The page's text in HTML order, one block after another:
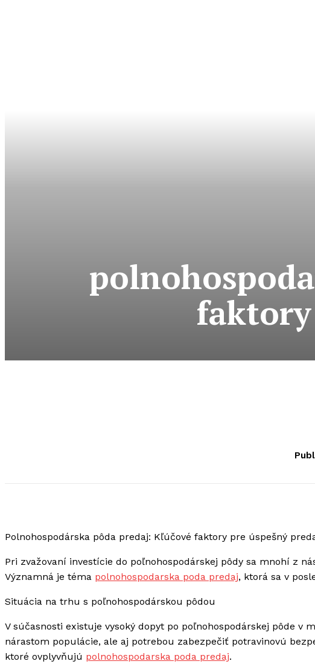
faktory
Polnohospodárska pôda predaj: Kľúčové faktory pre úspešný
Pri zvažovaní investície do poľnohospodárskej pôdy sa mnohí z
Významná je téma polnohospodarska poda predaj, ktorá sa v
Situácia na trhu s poľnohospodárskou pôdou
V súčasnosti existuje vysoký dopyt po poľnohospodárskej pôde v
nárastom populácie, ale aj potrebou zabezpečiť potravinovú
ktoré ovplyvňujú polnohospodarska poda predaj.